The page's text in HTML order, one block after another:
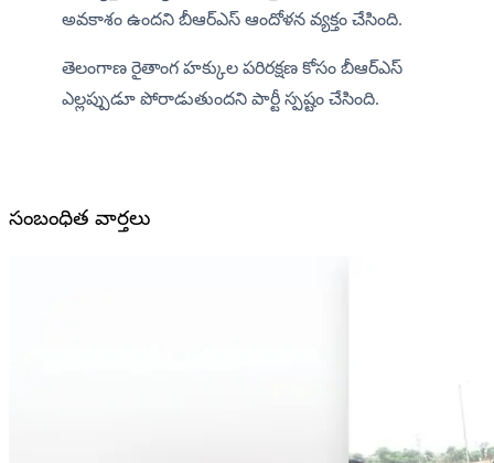
అవకాశం ఉందని బీఆర్ఎస్ ఆందోళన వ్యక్తం చేసింది.
తెలంగాణ రైతాంగ హక్కుల పరిరక్షణ కోసం బీఆర్ఎస్
ఎల్లప్పుడూ పోరాడుతుందని పార్టీ స్పష్టం చేసింది.
సంబంధిత వార్తలు